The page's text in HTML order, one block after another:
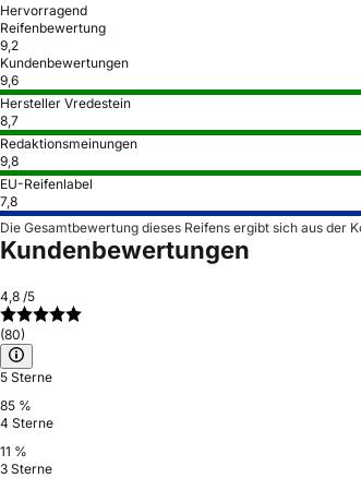
Hervorragend
Reifenbewertung
9,2
Kundenbewertungen
9,6
Hersteller Vredestein
8,7
Redaktionsmeinungen
9,8
EU-Reifenlabel
7,8
Die Gesamtbewertung dieses Reifens ergibt sich aus der
Kundenbewertungen
4,8 /5
(80)
5 Sterne
85 %
4 Sterne
11 %
3 Sterne